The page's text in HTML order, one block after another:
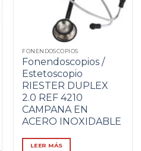
FONENDOSCOPIOS
Fonendoscopios /
Estetoscopio
RIESTER DUPLEX
2.0 REF 4210
CAMPANA EN
ACERO INOXIDABLE
LEER MÁS